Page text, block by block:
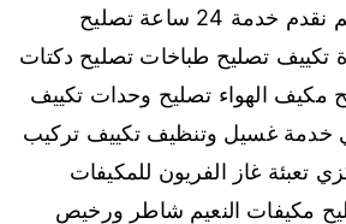
تصليح مكيفات النعيم نقدم خدمة 24 ساعة تصليح
تكييف تصليح طباخات تصليح دكتات
مكيف الهواء تصليح وحدات تكييف
خدمة غسيل وتنظيف تكييف تركيب
تعبئة غاز الفريون للمكيفات
مكيفات النعيم شاطر ورخيص